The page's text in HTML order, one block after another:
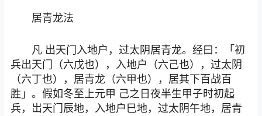
居青龙法
凡 出天门入地户，过太阴居青龙。经曰：「初
兵出天门（六戊也），入地户（六己也），过太阴
（六丁也），居青龙（六甲也），居其下百战百
胜」。假如冬至上元甲 己之日夜半生甲子时初起
兵，岀天门辰地，入地户巳地，过太阴午地，居青